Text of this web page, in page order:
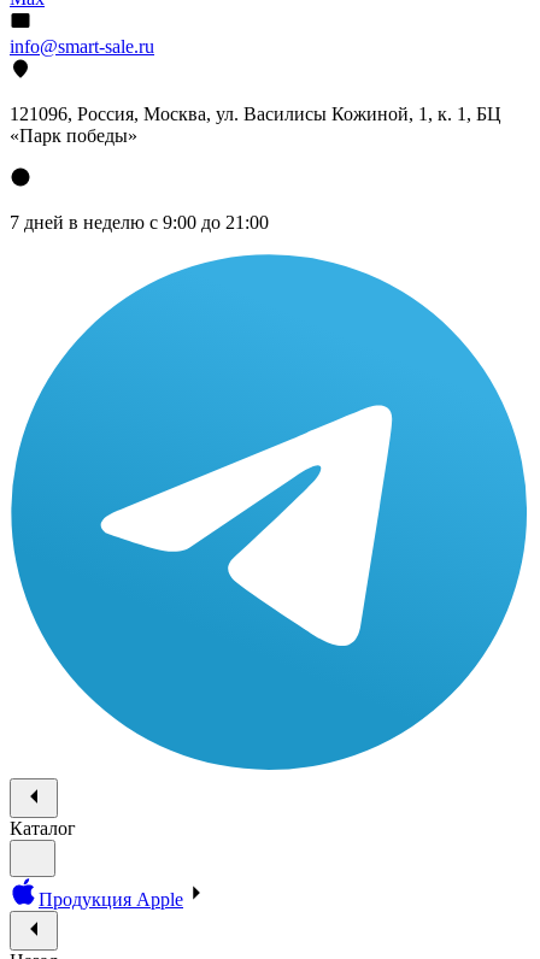
info@smart-sale.ru
121096, Россия, Москва, ул. Василисы Кожиной, 1, к. 1, БЦ
«Парк победы»
7 дней в неделю с 9:00 до 21:00
Каталог
Продукция Apple